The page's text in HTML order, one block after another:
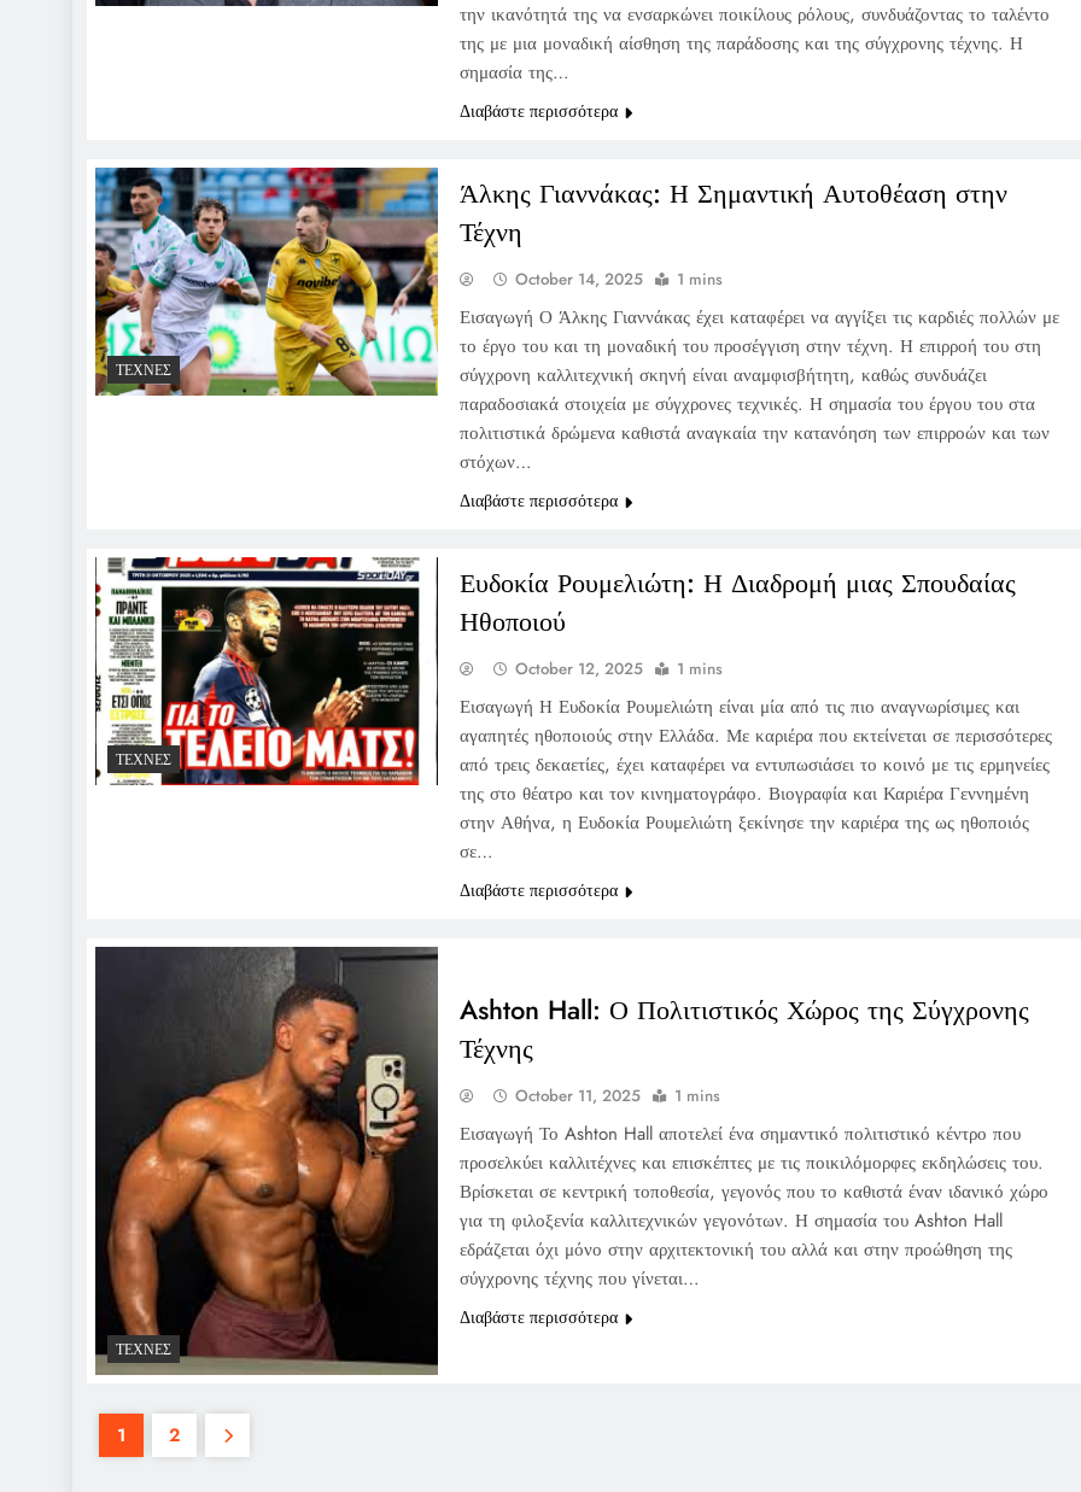
την ικανότητά της να ενσαρκώνει ποικίλους ρόλους, συνδυάζοντας το ταλέντο
της με μια μοναδική αίσθηση της παράδοσης και της σύγχρονης τέχνης. Η
σημασία της…
Διαβάστε περισσότερα
ΤΈΧΝΕΣ
Άλκης Γιαννάκας: Η Σημαντική Αυτοθέαση στην
Τέχνη
October 14, 2025 1 mins
Εισαγωγή Ο Άλκης Γιαννάκας έχει καταφέρει να αγγίξει τις καρδιές πολλών με
το έργο του και τη μοναδική του προσέγγιση στην τέχνη. Η επιρροή του στη
σύγχρονη καλλιτεχνική σκηνή είναι αναμφισβήτητη, καθώς συνδυάζει
παραδοσιακά στοιχεία με σύγχρονες τεχνικές. Η σημασία του έργου του στα
πολιτιστικά δρώμενα καθιστά αναγκαία την κατανόηση των επιρροών και των
στόχων…
Διαβάστε περισσότερα
ΤΈΧΝΕΣ
Ευδοκία Ρουμελιώτη: Η Διαδρομή μιας Σπουδαίας
Ηθοποιού
October 12, 2025 1 mins
Εισαγωγή Η Ευδοκία Ρουμελιώτη είναι μία από τις πιο αναγνωρίσιμες και
αγαπητές ηθοποιούς στην Ελλάδα. Με καριέρα που εκτείνεται σε περισσότερες
από τρεις δεκαετίες, έχει καταφέρει να εντυπωσιάσει το κοινό με τις ερμηνείες
της στο θέατρο και τον κινηματογράφο. Βιογραφία και Καριέρα Γεννημένη
στην Αθήνα, η Ευδοκία Ρουμελιώτη ξεκίνησε την καριέρα της ως ηθοποιός
σε…
Διαβάστε περισσότερα
ΤΈΧΝΕΣ
Ashton Hall: Ο Πολιτιστικός Χώρος της Σύγχρονης
Τέχνης
October 11, 2025 1 mins
Εισαγωγή Το Ashton Hall αποτελεί ένα σημαντικό πολιτιστικό κέντρο που
προσελκύει καλλιτέχνες και επισκέπτες με τις ποικιλόμορφες εκδηλώσεις του.
Βρίσκεται σε κεντρική τοποθεσία, γεγονός που το καθιστά έναν ιδανικό χώρο
για τη φιλοξενία καλλιτεχνικών γεγονότων. Η σημασία του Ashton Hall
εδράζεται όχι μόνο στην αρχιτεκτονική του αλλά και στην προώθηση της
σύγχρονης τέχνης που γίνεται…
Διαβάστε περισσότερα
1 2